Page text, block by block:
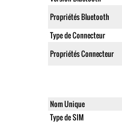
Propriétés Bluetooth
Type de Connecteur
Propriétés Connecteur
Nom Unique
Type de SIM